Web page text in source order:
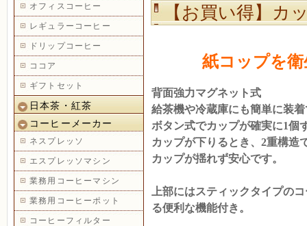
オフィスコーヒー
レギュラーコーヒー
ドリップコーヒー
ココア
ギフトセット
日本茶・紅茶
コーヒーメーカー
ネスプレッソ
エスプレッソマシン
業務用コーヒーマシン
業務用コーヒーポット
コーヒーフィルター
【お買い得】
紙コップを
背面強力マグネット式
給茶機や冷蔵庫にも簡単に装
ボタン式でカップが確実に1個
カップが下りるとき、2重構造
カップが揺れず安心です。
上部にはスティックタイプの
る便利な機能付き。